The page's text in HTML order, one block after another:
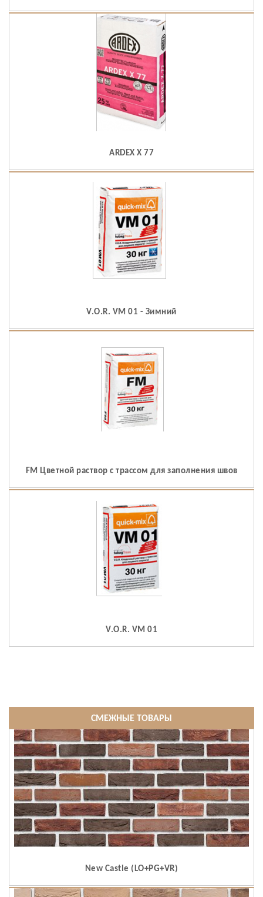
ARDEX X 77
V.O.R. VM 01 - Зимний
FM Цветной раствор с трассом для заполнения швов
V.O.R. VM 01
СМЕЖНЫЕ ТОВАРЫ
New Castle (LO+PG+VR)